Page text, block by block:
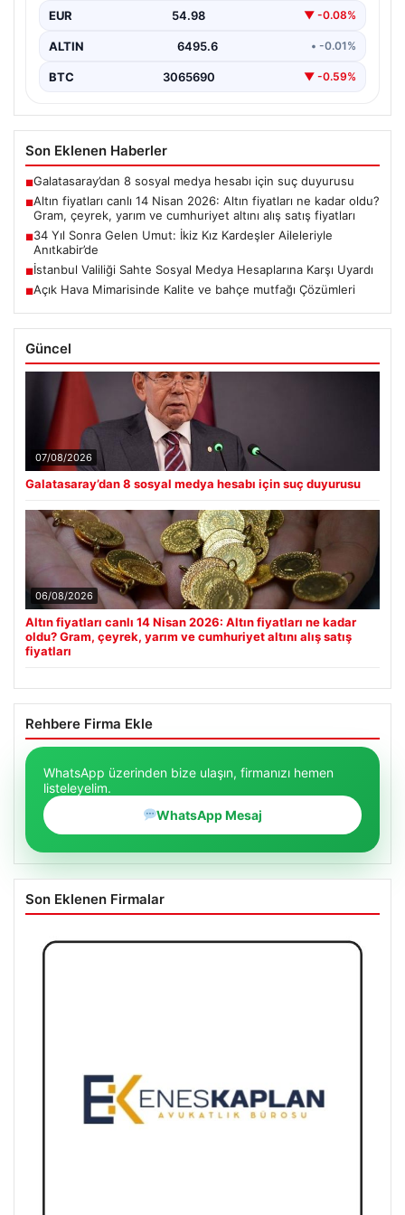
EUR 54.98 ▼ -0.08%
ALTIN 6495.6 • -0.01%
BTC 3065690 ▼ -0.59%
Son Eklenen Haberler
■Galatasaray’dan 8 sosyal medya hesabı için suç duyurusu
■Altın fiyatları canlı 14 Nisan 2026: Altın fiyatları ne kadar oldu?
Gram, çeyrek, yarım ve cumhuriyet altını alış satış fiyatları
■34 Yıl Sonra Gelen Umut: İkiz Kız Kardeşler Aileleriyle
Anıtkabir’de
■İstanbul Valiliği Sahte Sosyal Medya Hesaplarına Karşı Uyardı
■Açık Hava Mimarisinde Kalite ve bahçe mutfağı Çözümleri
Güncel
07/08/2026
Galatasaray’dan 8 sosyal medya hesabı için suç duyurusu
06/08/2026
Altın fiyatları canlı 14 Nisan 2026: Altın fiyatları ne kadar
oldu? Gram, çeyrek, yarım ve cumhuriyet altını alış satış
fiyatları
Rehbere Firma Ekle
WhatsApp üzerinden bize ulaşın, firmanızı hemen
listeleyelim.
WhatsApp Mesaj
Son Eklenen Firmalar